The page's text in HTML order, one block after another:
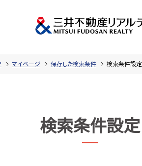
マイページ 保存した検索条件 検索条件設定
検索条件設定